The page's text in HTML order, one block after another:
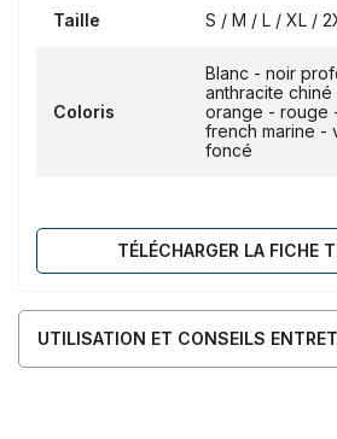
Taille S / M / L / XL /
Coloris
Blanc - noir
anthracite
orange - rouge
french marine -
foncé
TÉLÉCHARGER LA FICHE
UTILISATION ET CONSEILS